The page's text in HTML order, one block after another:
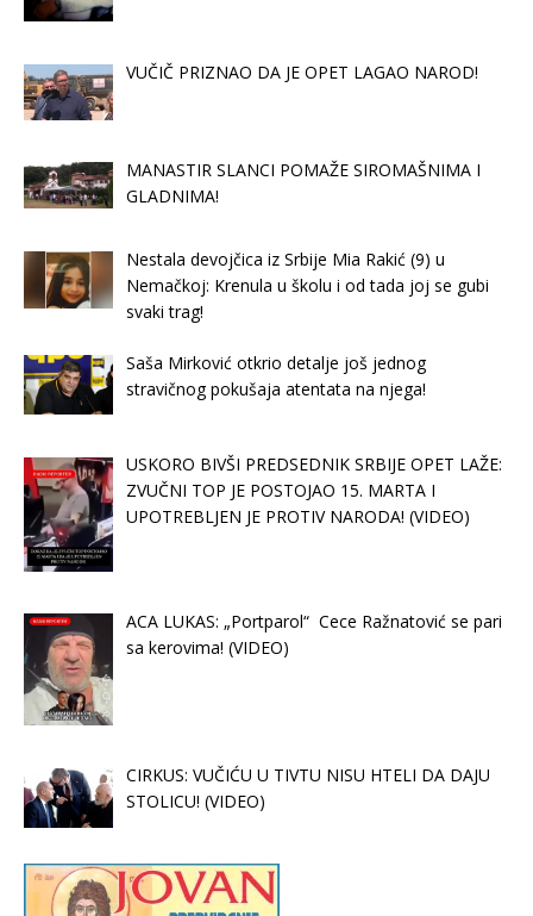
VUČIČ PRIZNAO DA JE OPET LAGAO NAROD!
MANASTIR SLANCI POMAŽE SIROMAŠNIMA I
GLADNIMA!
Nestala devojčica iz Srbije Mia Rakić (9) u
Nemačkoj: Krenula u školu i od tada joj se gubi
svaki trag!
Saša Mirković otkrio detalje još jednog
stravičnog pokušaja atentata na njega!
USKORO BIVŠI PREDSEDNIK SRBIJE OPET LAŽE:
ZVUČNI TOP JE POSTOJAO 15. MARTA I
UPOTREBLJEN JE PROTIV NARODA! (VIDEO)
ACA LUKAS: „Portparol“ Cece Ražnatović se pari
sa kerovima! (VIDEO)
CIRKUS: VUČIĆU U TIVTU NISU HTELI DA DAJU
STOLICU! (VIDEO)